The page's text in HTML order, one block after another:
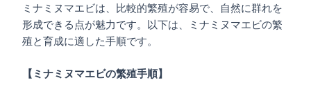
ミナミヌマエビは、比較的繁殖が容易で、自然に群れを
形成できる点が魅力です。以下は、ミナミヌマエビの繁
殖と育成に適した手順です。
【ミナミヌマエビの繁殖手順】